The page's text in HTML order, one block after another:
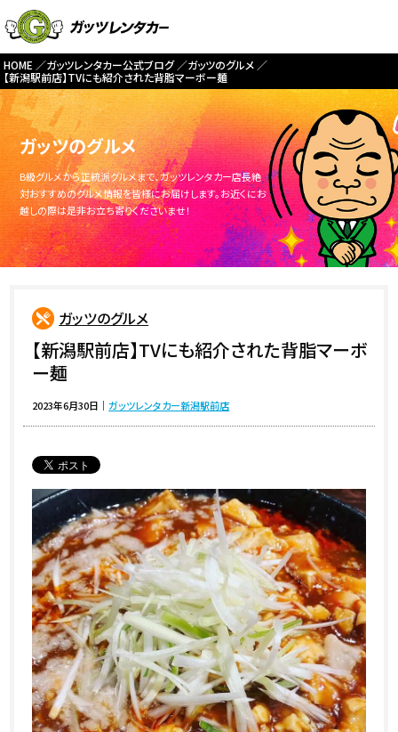
HOME ガッツレンタカー公式ブログ
ガッツのグルメ
【新潟駅前店】TVにも紹介された背脂マーボー麺
ガッツのグルメ
B級グルメから正統派グルメまで、ガッツレンタカー店長絶
対おすすめのグルメ情報を皆様にお届けします。お近くにお
越しの際は是非お立ち寄りくださいませ！
ガッツのグルメ
【新潟駅前店】TVにも紹介された背脂マーボ
ー麺
2023年6月30日 ｜ガッツレンタカー新潟駅前店